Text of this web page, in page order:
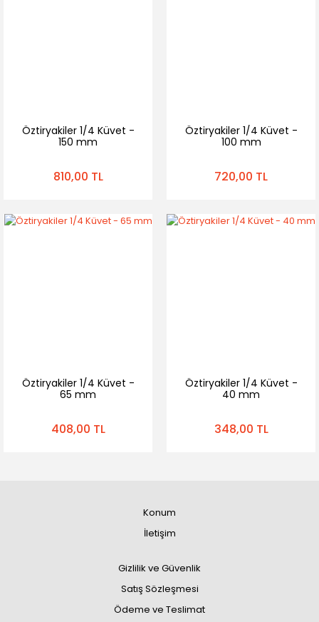
Öztiryakiler 1/4 Küvet -
150 mm
810,00 TL
Öztiryakiler 1/4 Küvet -
100 mm
720,00 TL
Öztiryakiler 1/4 Küvet -
65 mm
408,00 TL
Öztiryakiler 1/4 Küvet -
40 mm
348,00 TL
Konum
İletişim
Gizlilik ve Güvenlik
Satış Sözleşmesi
Ödeme ve Teslimat